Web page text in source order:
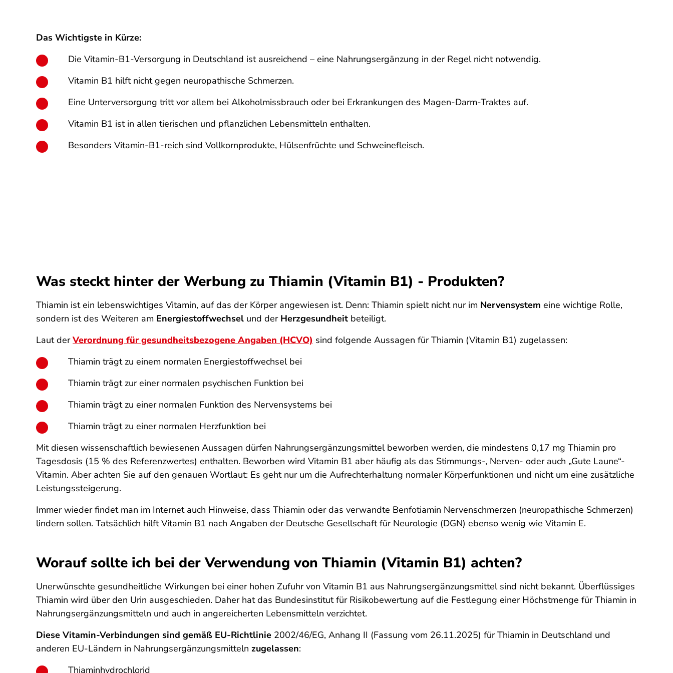
Das Wichtigste in Kürze:
Die Vitamin-B1-Versorgung in Deutschland ist ausreichend – eine Nahrungsergänzung in der Regel nicht notwendig.
Vitamin B1 hilft nicht gegen neuropathische Schmerzen.
Eine Unterversorgung tritt vor allem bei Alkoholmissbrauch oder bei Erkrankungen des Magen-Darm-Traktes auf.
Vitamin B1 ist in allen tierischen und pflanzlichen Lebensmitteln enthalten.
Besonders Vitamin-B1-reich sind Vollkornprodukte, Hülsenfrüchte und Schweinefleisch.
Was steckt hinter der Werbung zu Thiamin (Vitamin B1) - Produkten?
Thiamin ist ein lebenswichtiges Vitamin, auf das der Körper angewiesen ist. Denn: Thiamin spielt nicht nur im Nervensystem eine wichtige Rolle,
sondern ist des Weiteren am Energiestoffwechsel und der Herzgesundheit beteiligt.
Laut derVerordnung für gesundheitsbezogene Angaben (HCVO) sind folgende Aussagen für Thiamin (Vitamin B1) zugelassen:
Thiamin trägt zu einem normalen Energiestoffwechsel bei
Thiamin trägt zur einer normalen psychischen Funktion bei
Thiamin trägt zu einer normalen Funktion des Nervensystems bei
Thiamin trägt zu einer normalen Herzfunktion bei
Mit diesen wissenschaftlich bewiesenen Aussagen dürfen Nahrungsergänzungsmittel beworben werden, die mindestens 0,17 mg Thiamin pro
Tagesdosis (15 % des Referenzwertes) enthalten. Beworben wird Vitamin B1 aber häufig als das Stimmungs-, Nerven- oder auch „Gute Laune“-
Vitamin. Aber achten Sie auf den genauen Wortlaut: Es geht nur um die Aufrechterhaltung normaler Körperfunktionen und nicht um eine zusätzliche
Leistungssteigerung.
Immer wieder findet man im Internet auch Hinweise, dass Thiamin oder das verwandte Benfotiamin Nervenschmerzen (neuropathische Schmerzen)
lindern sollen. Tatsächlich hilft Vitamin B1 nach Angaben der Deutsche Gesellschaft für Neurologie (DGN) ebenso wenig wie Vitamin E.
Worauf sollte ich bei der Verwendung von Thiamin (Vitamin B1) achten?
Unerwünschte gesundheitliche Wirkungen bei einer hohen Zufuhr von Vitamin B1 aus Nahrungsergänzungsmittel sind nicht bekannt. Überflüssiges
Thiamin wird über den Urin ausgeschieden. Daher hat das Bundesinstitut für Risikobewertung auf die Festlegung einer Höchstmenge für Thiamin in
Nahrungsergänzungsmitteln und auch in angereicherten Lebensmitteln verzichtet.
Diese Vitamin-Verbindungen sind gemäß EU-Richtlinie 2002/46/EG, Anhang II (Fassung vom 26.11.2025) für Thiamin in Deutschland und
anderen EU-Ländern in Nahrungsergänzungsmitteln zugelassen:
Thiaminhydrochlorid